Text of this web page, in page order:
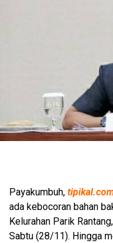
Payakumbuh,
ada kebocoran bahan
Kelurahan Parik
Sabtu (28/11). Hingga